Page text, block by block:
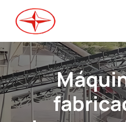
para
conteúdo